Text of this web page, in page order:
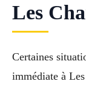
Les
Certaines
immédiate à